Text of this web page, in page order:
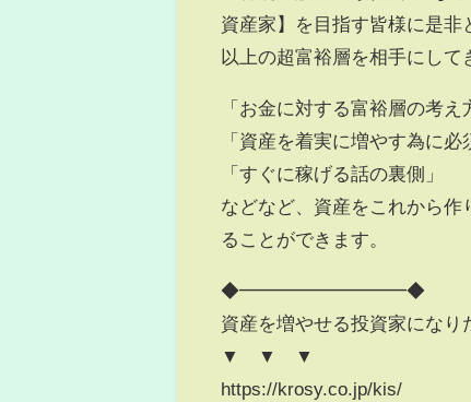
資産家】を目指す皆様に是非
以上の超富裕層を相手にし
「お金に対する富裕層の考え
「資産を着実に増やす為に必
「すぐに稼げる話の裏側」
などなど、資産をこれから
ることができます。
◆━━━━━━━━━◆
資産を増やせる投資家になり
▼ ▼ ▼
https://krosy.co.jp/kis/